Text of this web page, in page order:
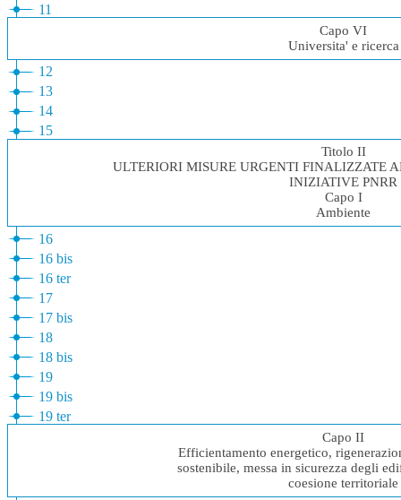
11
Capo VI
Universita' e ricerca
12
13
14
15
Titolo II
ULTERIORI MISURE URGENTI FINALIZZATE
INIZIATIVE PNRR
Capo I
Ambiente
16
16 bis
16 ter
17
17 bis
18
18 bis
19
19 bis
19 ter
Capo II
Efficientamento energetico,
sostenibile, messa in sicurezza degli
coesione territoriale